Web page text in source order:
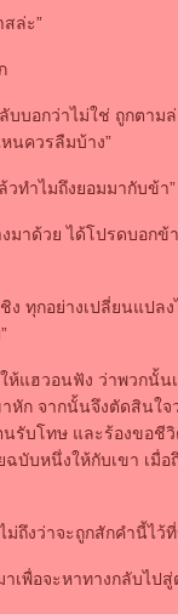
ล่ะ”
บบอกว่าไม่ใช่ ถูกตา
นควรลืมบ้าง”
วทำไมถึงยอมมากับข้า”
มาด้วย ได้โปรดบอก
ง ทุกอย่างเปลี่ยนแป
แฮวอนฟัง ว่าพวกนั้
ก จากนั้นจึงตัดสินใจ
รับโทษ และร้องขอชี
บหนึ่งให้กับเขา เมื่อ
ถึงว่าจะถูกสักคำนี้ไว้
เพื่อจะหาทางกลับไป